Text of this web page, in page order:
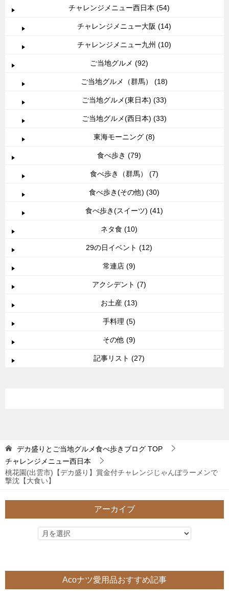
チャレンジメニュー西日本 (54)
チャレンジメニュー大阪 (14)
チャレンジメニュー九州 (10)
ご当地グルメ (92)
ご当地グルメ（群馬） (18)
ご当地グルメ(東日本) (33)
ご当地グルメ(西日本) (33)
東海モーニング (8)
食べ歩き (79)
食べ歩き（群馬） (7)
食べ歩き(その他) (30)
食べ歩き(スイーツ) (41)
ネタ食 (10)
29の日イベント (12)
常連店 (9)
アクシデント (7)
お土産 (13)
手料理 (5)
その他 (9)
記事リスト (27)
デカ盛りとご当地グルメ食べ歩きブログ TOP
チャレンジメニュー西日本
桃花園(出雲市)【デカ盛り】賞金付チャレンジじゃんぼラーメンで
撃沈【大食い】
アーカイブ
Acoナツ愛用品おすすめ記事